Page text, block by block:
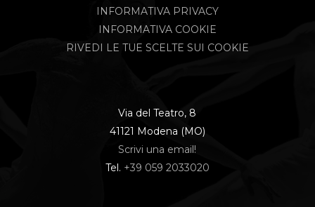
INFORMATIVA PRIVACY
INFORMATIVA COOKIE
RIVEDI LE TUE SCELTE SUI COOKIE
Via del Teatro, 8
41121 Modena (MO)
Scrivi una email!
Tel. +39 059 2033020